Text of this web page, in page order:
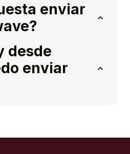
enviar
desde
enviar